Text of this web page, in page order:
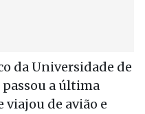
da Universidade de
a última
viajou de avião e